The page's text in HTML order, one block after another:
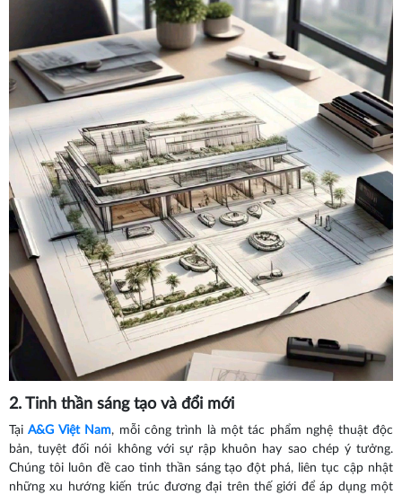
2. Tinh thần sáng tạo và đổi mới
TạiA&G Việt Nam, mỗi công trình là một tác phẩm nghệ thuật độc
bản, tuyệt đối nói không với sự rập khuôn hay sao chép ý tưởng.
Chúng tôi luôn đề cao tinh thần sáng tạo đột phá, liên tục cập nhật
những xu hướng kiến trúc đương đại trên thế giới để áp dụng một